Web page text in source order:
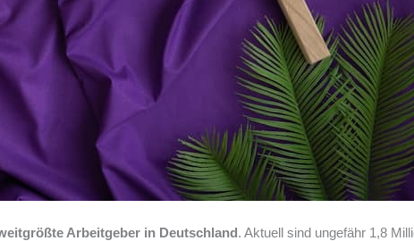
Arbeitgeber in Deutschland. Aktuell sind ungefähr 1,8